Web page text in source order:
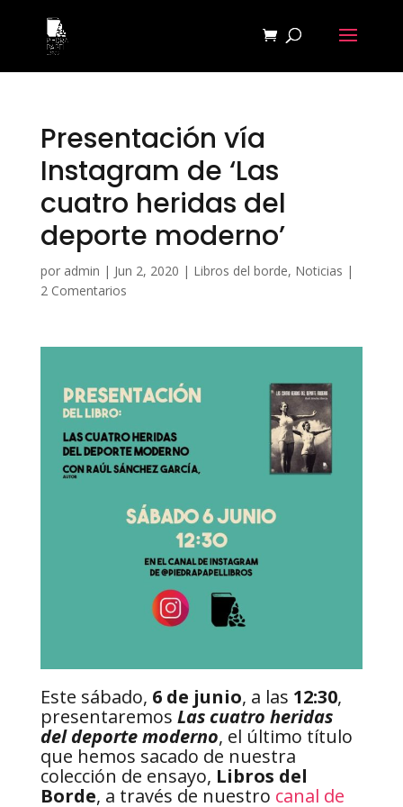
Presentación vía
Instagram de ‘Las
cuatro heridas del
deporte moderno’
por admin | Jun 2, 2020 | Libros del borde, Noticias |
2 Comentarios
Este sábado, 6 de junio, a las 12:30,
presentaremos Las cuatro heridas
del deporte moderno, el último título
que hemos sacado de nuestra
colección de ensayo, Libros del
Borde, a través de nuestro canal de